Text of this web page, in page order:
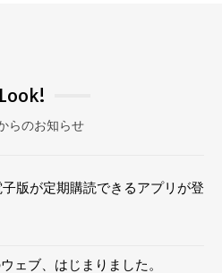
Look!
らのお知らせ
版が定期購読できるアプリが登
ェブ、はじまりました。